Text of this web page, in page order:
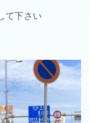
て下さい